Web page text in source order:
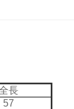
長
57